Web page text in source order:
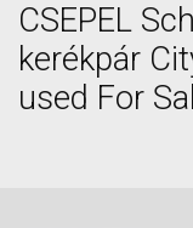
CSEPEL
kerékpár
used For